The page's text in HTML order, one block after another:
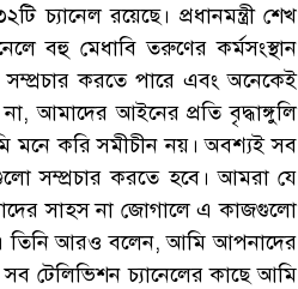
চ্যানেল রয়েছে। প্রধানমন্ত্রী শেখ
বহু মেধাবি তরুণের কর্মসংস্থান
করতে পারে এবং অনেকেই
আমাদের আইনের প্রতি বৃদ্ধাঙ্গুলি
মনে করি সমীচীন নয়। অবশ্যই সব
সম্প্রচার করতে হবে। আমরা যে
সাহস না জোগালে এ কাজগুলো
তিনি আরও বলেন, আমি আপনাদের
সব টেলিভিশন চ্যানেলের কাছে আমি